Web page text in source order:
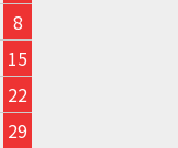
8
15
22
29